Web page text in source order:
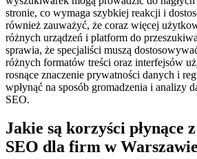
stronie, co wymaga szybkiej reakcji i
również zauważyć, że coraz więcej
różnych urządzeń i platform do
sprawia, że specjaliści muszą
różnych formatów treści oraz interfejsów
rosnące znaczenie prywatności danych i
wpłynąć na sposób gromadzenia i analizy
SEO.
Jakie są korzyści płynące
SEO dla firm w Warszawie